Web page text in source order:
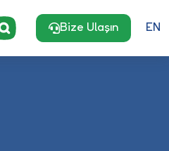
Bize Ulaşın EN